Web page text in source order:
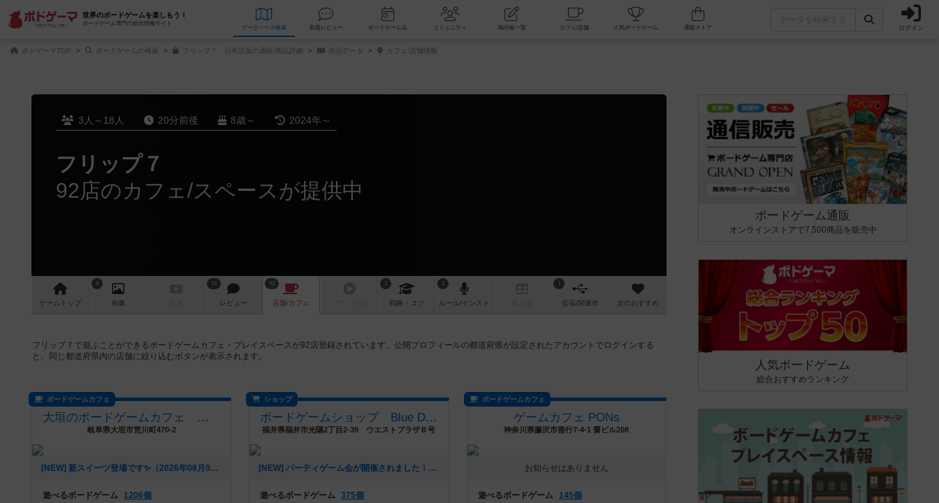
世界のボードゲームを楽しもう！
ボードゲーム専門の総合情報サイト
データベース 検索 新着レビュー ボードゲーム会 コミュニティ 掲示板一覧 カフェ/店舗 人気ボードゲーム ログイン
ボドゲーマTOP ボードゲームの検索 フリップ７ 日本語版の通販/商品詳細 作品データ カフェ/店舗情報
3人～18人 20分前後 8歳～ 2024年～
フリップ７
92店のカフェ/スペースが提供中
ゲーム トップ
8
画像
14
レビュー
92
店舗/カフェ
1
戦略 ・コツ
2
ルール/インスト
1
拡張/関連作 次のおすすめ
フリップ７で遊ぶことができるボードゲームカフェ・プレイスペースが92店登録されています。公開プロフィールの都道府県が設定されたアカウントでログインする
と、同じ都道府県内の店舗に絞り込むボタンが表示されます。
ボードゲームカフェ
大垣のボードゲームカフェ 黒やぎさん
岐阜県大垣市荒川町470-2
[NEW] 新スイーツ登場です✨️（2026年08月07日 17時00分）
遊べるボードゲーム
1206個
ショップ
ボードゲームショップ Blue Dice
福井県福井市光陽2丁目2-39 ウエストプラザＢ号
[NEW] パーティゲーム会が開催されました！（2026年08月06日 20時08分）
遊べるボードゲーム 375個
ボードゲームカフェ
ゲームカフェ PONs
神奈川県藤沢市善行7-4-1 齋ビル208
お知らせはありません
遊べるボードゲーム
145個
ボードゲーム通販
オンラインストアで7,500商品を販売中
人気ボードゲーム
総合おすすめランキング